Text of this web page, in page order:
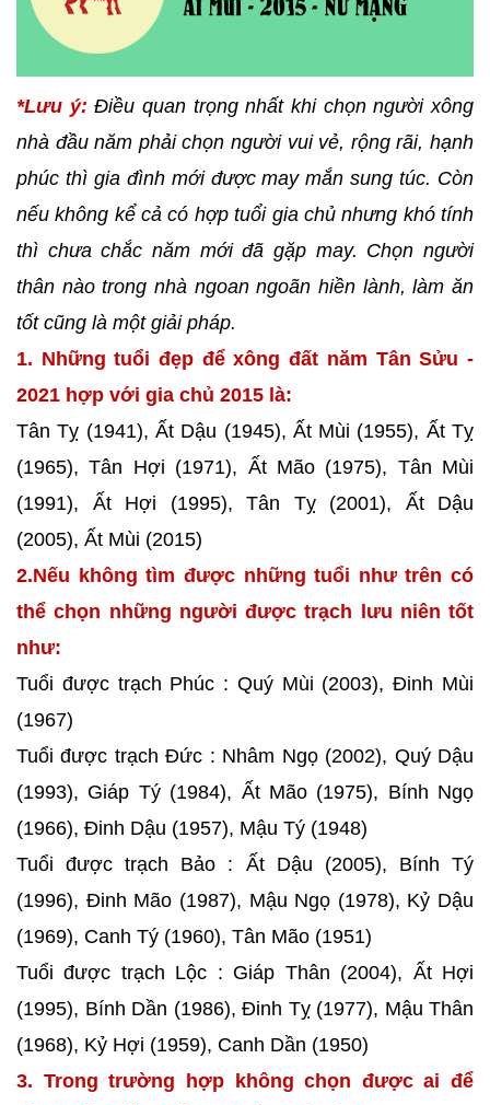
*Lưu ý: Điều quan trọng nhất khi chọn người xông
nhà đầu năm phải chọn người vui vẻ, rộng rãi, hạnh
phúc thì gia đình mới được may mắn sung túc. Còn
nếu không kể cả có hợp tuổi gia chủ nhưng khó tính
thì chưa chắc năm mới đã gặp may. Chọn người
thân nào trong nhà ngoan ngoãn hiền lành, làm ăn
tốt cũng là một giải pháp.
1. Những tuổi đẹp để xông đất năm Tân Sửu -
2021 hợp với gia chủ 2015 là:
Tân Tỵ (1941), Ất Dậu (1945), Ất Mùi (1955), Ất Tỵ
(1965), Tân Hợi (1971), Ất Mão (1975), Tân Mùi
(1991), Ất Hợi (1995), Tân Tỵ (2001), Ất Dậu
(2005), Ất Mùi (2015)
2.Nếu không tìm được những tuổi như trên có
thể chọn những người được trạch lưu niên tốt
như:
Tuổi được trạch Phúc : Quý Mùi (2003), Đinh Mùi
(1967)
Tuổi được trạch Đức : Nhâm Ngọ (2002), Quý Dậu
(1993), Giáp Tý (1984), Ất Mão (1975), Bính Ngọ
(1966), Đinh Dậu (1957), Mậu Tý (1948)
Tuổi được trạch Bảo : Ất Dậu (2005), Bính Tý
(1996), Đinh Mão (1987), Mậu Ngọ (1978), Kỷ Dậu
(1969), Canh Tý (1960), Tân Mão (1951)
Tuổi được trạch Lộc : Giáp Thân (2004), Ất Hợi
(1995), Bính Dần (1986), Đinh Tỵ (1977), Mậu Thân
(1968), Kỷ Hợi (1959), Canh Dần (1950)
3. Trong trường hợp không chọn được ai để